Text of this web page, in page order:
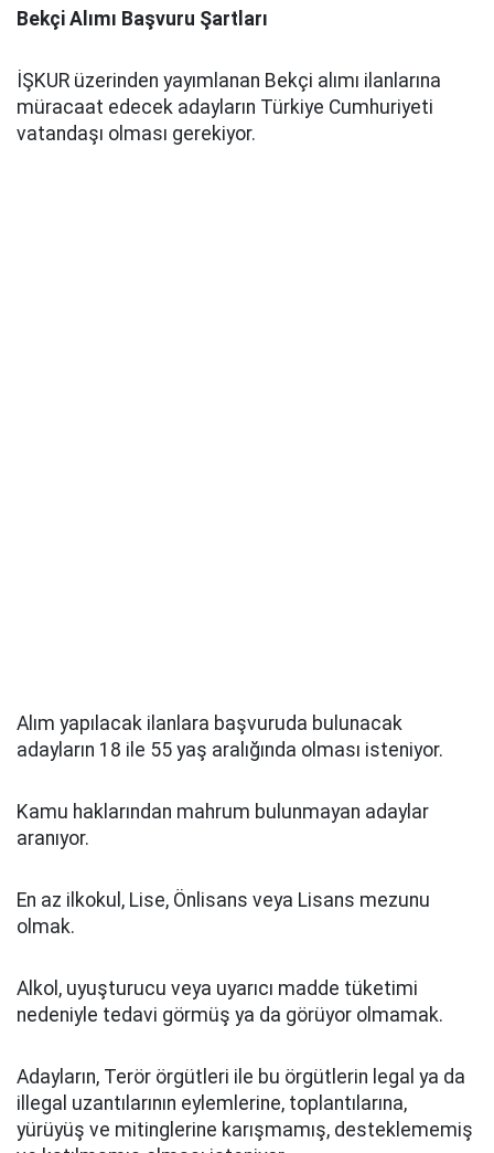
Bekçi Alımı Başvuru Şartları
İŞKUR üzerinden yayımlanan Bekçi alımı ilanlarına
müracaat edecek adayların Türkiye Cumhuriyeti
vatandaşı olması gerekiyor.
Alım yapılacak ilanlara başvuruda bulunacak
adayların 18 ile 55 yaş aralığında olması isteniyor.
Kamu haklarından mahrum bulunmayan adaylar
aranıyor.
En az ilkokul, Lise, Önlisans veya Lisans mezunu
olmak.
Alkol, uyuşturucu veya uyarıcı madde tüketimi
nedeniyle tedavi görmüş ya da görüyor olmamak.
Adayların, Terör örgütleri ile bu örgütlerin legal ya da
illegal uzantılarının eylemlerine, toplantılarına,
yürüyüş ve mitinglerine karışmamış, desteklememiş